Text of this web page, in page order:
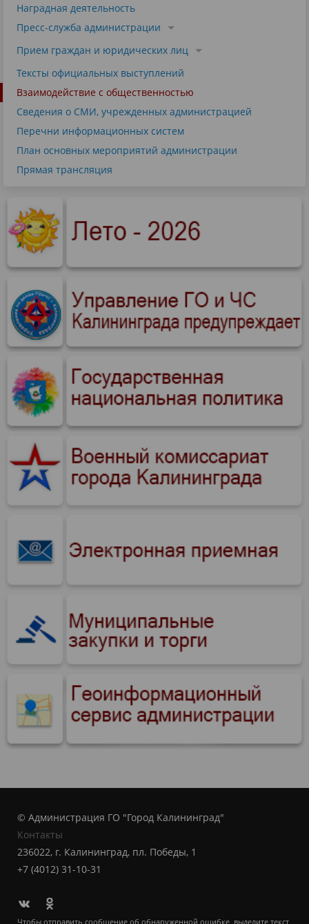
Наградная деятельность
Пресс-служба администрации
Прием граждан и юридических лиц
Тексты официальных выступлений
Взаимодействие с общественностью
Сведения о СМИ, учрежденных администрацией
Перечни информационных систем
План основных мероприятий администрации
Прямая трансляция
© Администрация ГО "Город Калининград"
Контакты
236022, г. Калининград, пл. Победы, 1
+7 (4012) 31-10-31
Чтобы отправить сообщение об обнаруженной ошибке, выделите текст